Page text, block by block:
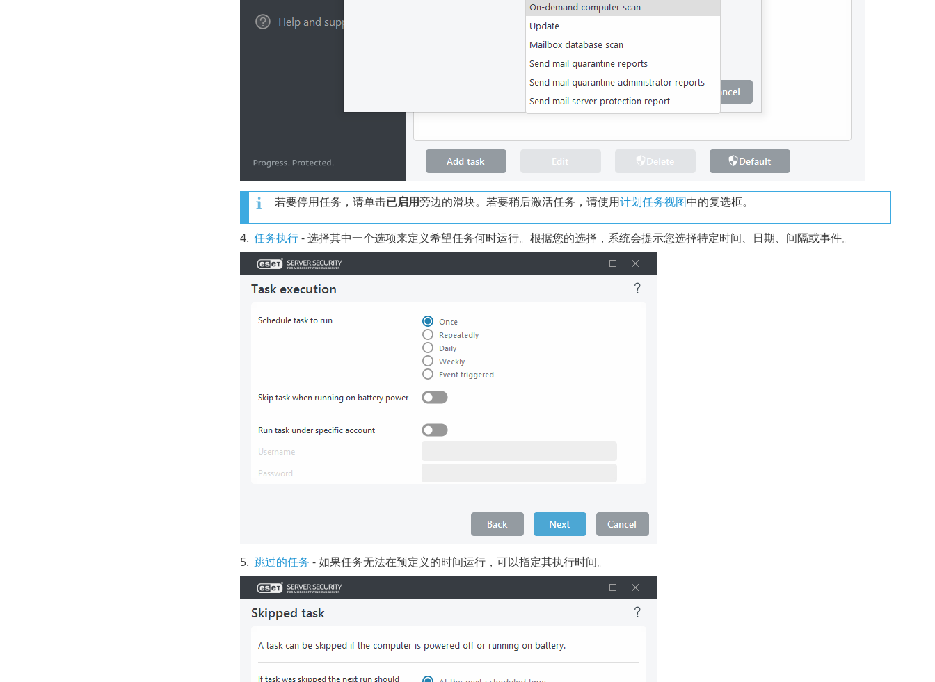
若要停用任务，请单击已启用旁边的滑块。若要稍后激活任务，请使用计划任务视图中的复选框。
4. 任务执行- 选择其中一个选项来定义希望任务何时运行。根据您的选择，系统会提示您选择特定时间、日期、间隔或事件。
5. 跳过的任务 - 如果任务无法在预定义的时间运行，可以指定其执行时间。